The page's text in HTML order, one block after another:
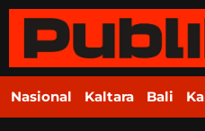
Nasional Kaltara Bali